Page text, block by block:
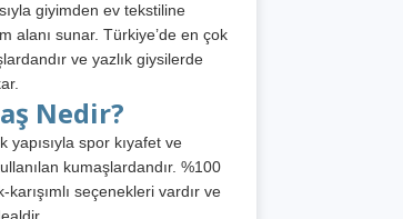
giyimden ev tekstiline
alanı sunar. Türkiye’de en çok
ve yazlık giysilerde
Nedir?
yapısıyla spor kıyafet ve
kumaşlardandır. %100
seçenekleri vardır ve